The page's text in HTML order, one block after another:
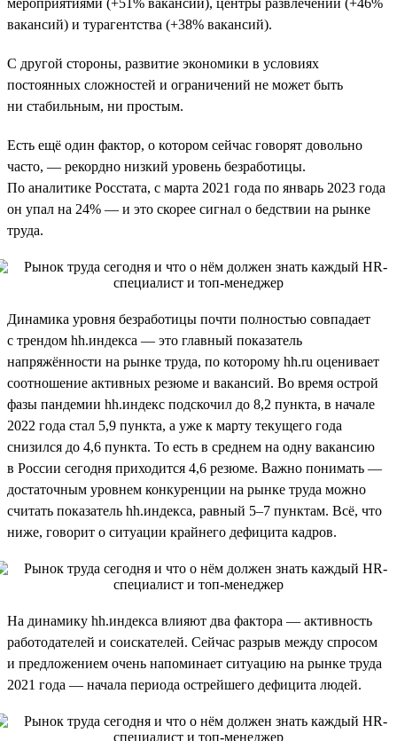
вакансий) и турагентства (+38% вакансий).
С другой стороны, развитие экономики в условиях
постоянных сложностей и ограничений не может быть
ни стабильным, ни простым.
Есть ещё один фактор, о котором сейчас говорят довольно
часто, — рекордно низкий уровень безработицы.
По аналитике Росстата, с марта 2021 года по январь 2023 года
он упал на 24% — и это скорее сигнал о бедствии на рынке
труда.
Динамика уровня безработицы почти полностью совпадает
с трендом hh.индекса — это главный показатель
напряжённости на рынке труда, по которому hh.ru оценивает
соотношение активных резюме и вакансий. Во время острой
фазы пандемии hh.индекс подскочил до 8,2 пункта, в начале
2022 года стал 5,9 пункта, а уже к марту текущего года
снизился до 4,6 пункта. То есть в среднем на одну вакансию
в России сегодня приходится 4,6 резюме. Важно понимать —
достаточным уровнем конкуренции на рынке труда можно
считать показатель hh.индекса, равный 5–7 пунктам. Всё, что
ниже, говорит о ситуации крайнего дефицита кадров.
На динамику hh.индекса влияют два фактора — активность
работодателей и соискателей. Сейчас разрыв между спросом
и предложением очень напоминает ситуацию на рынке труда
2021 года — начала периода острейшего дефицита людей.